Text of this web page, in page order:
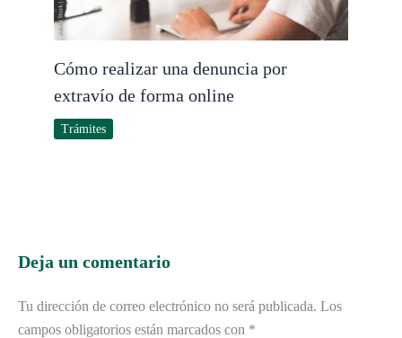
Cómo realizar una denuncia por
extravío de forma online
Trámites
Deja un comentario
Tu dirección de correo electrónico no será publicada. Los
campos obligatorios están marcados con *